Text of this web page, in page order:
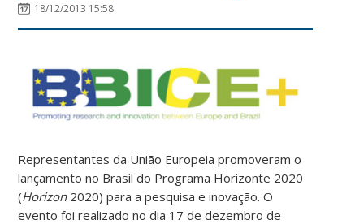
18/12/2013 15:58
Representantes da União Europeia promoveram o
lançamento no Brasil do Programa Horizonte 2020
(Horizon2020) para a pesquisa e inovação. O
evento foi realizado no dia 17 de dezembro de